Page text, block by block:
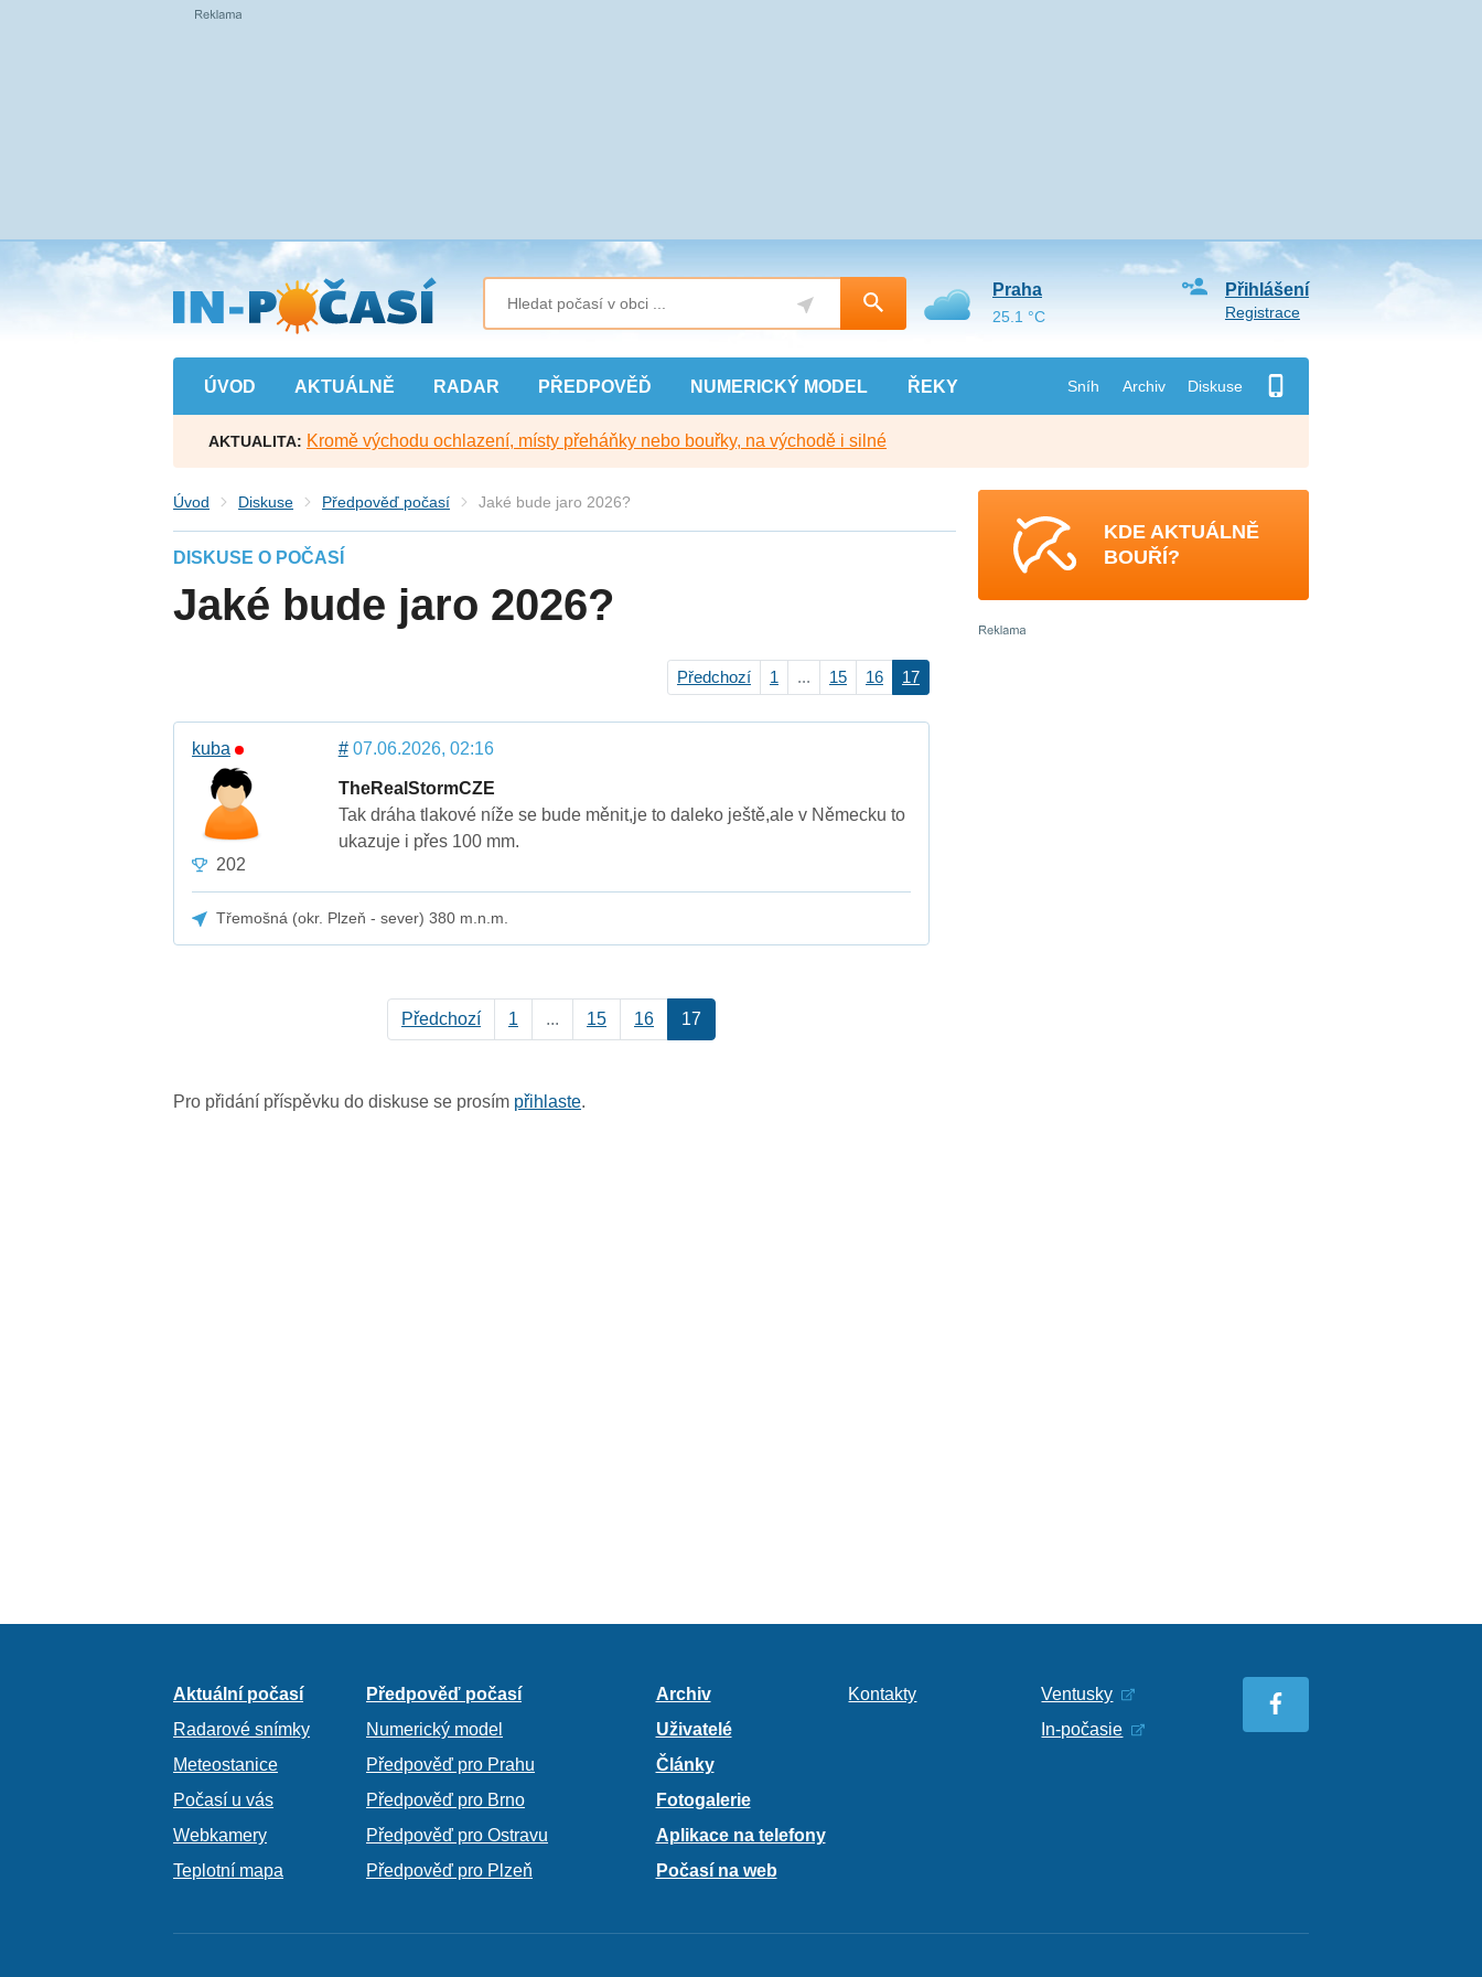
Přejít
na
hlavní
obsah
ÚVOD AKTUÁLNĚ RADAR PŘEDPOVĚĎ NUMERICKÝ MODEL ŘEKY Sníh Archiv Diskuse
Přihlášení
Registrace
Praha
25.1 °C
AKTUALITA: Kromě východu ochlazení, místy přeháňky nebo bouřky, na východě i silné
Úvod Diskuse Předpověď počasí Jaké bude jaro 2026?
DISKUSE O POČASÍ
Jaké bude jaro 2026?
Předchozí 1 ... 15 16 17
kuba
202
#07.06.2026, 02:16
TheRealStormCZE
Tak dráha tlakové níže se bude měnit,je to daleko ještě,ale v Německu to
ukazuje i přes 100 mm.
Třemošná (okr. Plzeň - sever) 380 m.n.m.
Předchozí 1 ... 15 16 17
Pro přidání příspěvku do diskuse se prosím přihlaste.
KDE AKTUÁLNĚ
BOUŘÍ?
Aktuální počasí
Radarové snímky
Meteostanice
Počasí u vás
Webkamery
Teplotní mapa
Předpověď počasí
Numerický model
Předpověď pro Prahu
Předpověď pro Brno
Předpověď pro Ostravu
Předpověď pro Plzeň
Archiv
Uživatelé
Články
Fotogalerie
Aplikace na telefony
Počasí na web
Kontakty
Ventusky
In-počasie